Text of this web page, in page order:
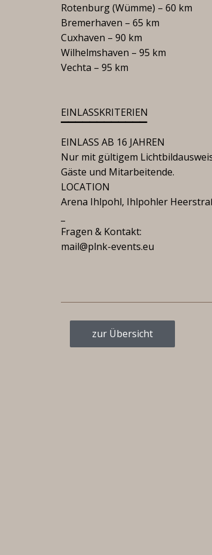
Rotenburg (Wümme) – 60 km
Bremerhaven – 65 km
Cuxhaven – 90 km
Wilhelmshaven – 95 km
Vechta – 95 km
EINLASSKRITERIEN
▔▔▔▔▔▔▔▔▔▔▔▔
EINLASS AB 16 JAHREN
Nur mit gültigem
Gäste und Mitarbeitende.
LOCATION
Arena Ihlpohl, Ihlpohler
Fragen & Kontakt:
mail@plnk-events.eu
zur Übersicht